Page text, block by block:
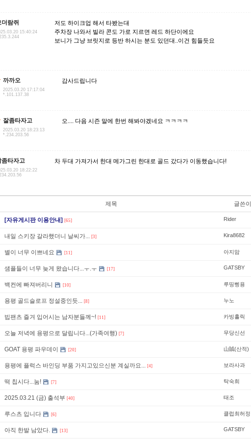
더람쥐
15:40:24
저도 하이크업 해서 타봤는대
주차장 나와서 빌라 콘도 가로 지르면 레드 하단이에요
보니가 그냥 브릿지로 등반 하시는 분도 있던대..이건 힘들듯요
까까오
2025.03.20 17:17:04
*.101.137.38
감사드립니다
잘좀타자고
2025.03.20 18:23:13
*.234.203.56
오.... 다음 시즌 말에 한번 해봐야겠네요 ㅋㅋㅋㅋ
좀타자고
18:22:22
차 두대 가져가서 한대 메가그린 한대로 골드 갔다가 이동했습니다!
제목 글쓴이
[자유게시판 이용안내] [65] Rider
내일 스키장 갈라했더니 날씨가... [3] Kira8682
별이 너무 이쁘네요 [11] 아지맘
샘플들이 너무 늦게 왔습니다...ㅜ.ㅜ [17] GATSBY
백컨에 빠져버리니 [10] 루띵삥용
용평 골드슬로프 정설중인듯... [8] 누노
빕팬츠 즐겨 입어시는 남자분들께~! [11] 카빙홀릭
오늘 저녁에 용평으로 달립니다...(가족여행) [7] 무당신선
GOAT 용평 파우데이 [20] 山賊(산적)
용평에 플럭스 바인딩 부품 가지고있으신분 계실까요... [4] 보라사과
떡 칩시다...눔! [7] 탁숙희
2025.03.21 (금) 출석부 [40] 태조
루스츠 입니다 [6] 클럽최허정
아직 한발 남았다. [13] GATSBY